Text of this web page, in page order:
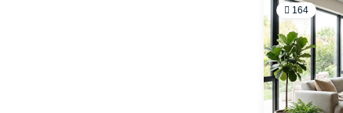
evolūciju, tā
perspektīvas,
identitāti
164